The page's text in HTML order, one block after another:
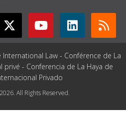
International Law - Conférence de La
- Conferencia de La Haya de
Privado
All Rights Reserved.